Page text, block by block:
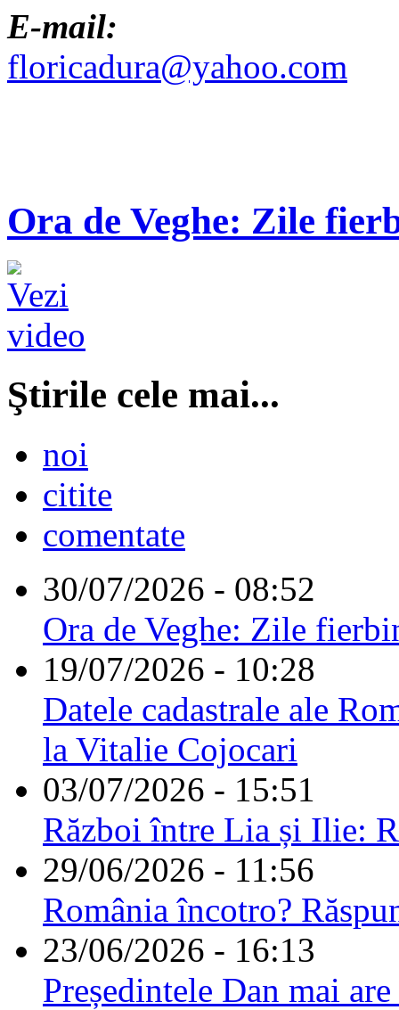
E-mail:
floricadura@yahoo.com
Ora de Veghe: Zile
Ştirile cele mai...
noi
citite
comentate
30/07/2026 - 08:52
Ora de Veghe: Zile
19/07/2026 - 10:28
Datele cadastrale ale
la Vitalie Cojocari
03/07/2026 - 15:51
Război între Lia și Ilie:
29/06/2026 - 11:56
România încotro?
23/06/2026 - 16:13
Președintele Dan mai